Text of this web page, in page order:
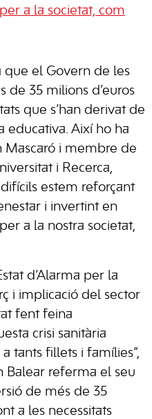
a la societat, com
que el Govern de les
de 35 milions d’euros
que s’han derivat de
educativa. Així ho ha
Mascaró i membre de
i Recerca,
estem reforçant
i invertint en
a la nostra societat,
d’Alarma per la
i implicació del sector
fent feina
crisi sanitària
tants fillets i famílies”,
Balear referma el seu
de més de 35
a les necessitats